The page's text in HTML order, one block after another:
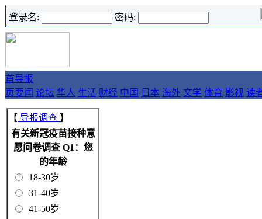
登录名: 密码:
首
页
导报
要闻 论坛 华人 生活 财经 中国 日本 海外 文学 体育 影视 读
【 导报调查 】
有关新冠疫苗接种意
愿问卷调查 Q1：您
的年龄
18-30岁
31-40岁
41-50岁